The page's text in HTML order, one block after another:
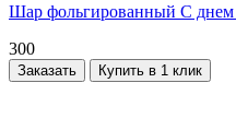
Шар фольгированный С днем
300
Заказать Купить в 1 клик